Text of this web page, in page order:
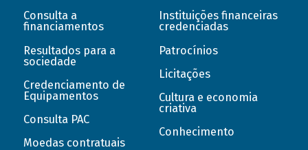
Consulta a
financiamentos
Resultados para a
sociedade
Credenciamento de
Equipamentos
Consulta PAC
Moedas contratuais
Instituições financeiras
credenciadas
Patrocínios
Licitações
Cultura e economia
criativa
Conhecimento